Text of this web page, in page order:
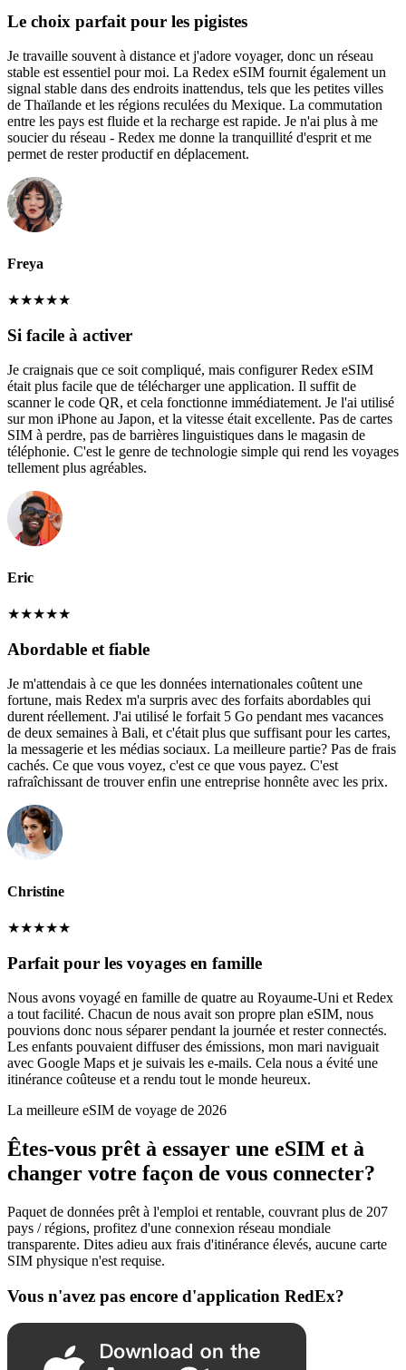
Le choix parfait pour les pigistes
Je travaille souvent à distance et j'adore voyager, donc un réseau
stable est essentiel pour moi. La Redex eSIM fournit également un
signal stable dans des endroits inattendus, tels que les petites villes
de Thaïlande et les régions reculées du Mexique. La commutation
entre les pays est fluide et la recharge est rapide. Je n'ai plus à me
soucier du réseau - Redex me donne la tranquillité d'esprit et me
permet de rester productif en déplacement.
Freya
★★★★★
Si facile à activer
Je craignais que ce soit compliqué, mais configurer Redex eSIM
était plus facile que de télécharger une application. Il suffit de
scanner le code QR, et cela fonctionne immédiatement. Je l'ai utilisé
sur mon iPhone au Japon, et la vitesse était excellente. Pas de cartes
SIM à perdre, pas de barrières linguistiques dans le magasin de
téléphonie. C'est le genre de technologie simple qui rend les voyages
tellement plus agréables.
Eric
★★★★★
Abordable et fiable
Je m'attendais à ce que les données internationales coûtent une
fortune, mais Redex m'a surpris avec des forfaits abordables qui
durent réellement. J'ai utilisé le forfait 5 Go pendant mes vacances
de deux semaines à Bali, et c'était plus que suffisant pour les cartes,
la messagerie et les médias sociaux. La meilleure partie? Pas de frais
cachés. Ce que vous voyez, c'est ce que vous payez. C'est
rafraîchissant de trouver enfin une entreprise honnête avec les prix.
Christine
★★★★★
Parfait pour les voyages en famille
Nous avons voyagé en famille de quatre au Royaume-Uni et Redex
a tout facilité. Chacun de nous avait son propre plan eSIM, nous
pouvions donc nous séparer pendant la journée et rester connectés.
Les enfants pouvaient diffuser des émissions, mon mari naviguait
avec Google Maps et je suivais les e-mails. Cela nous a évité une
itinérance coûteuse et a rendu tout le monde heureux.
La meilleure eSIM de voyage de 2026
Êtes-vous prêt à essayer une eSIM et à
changer votre façon de vous connecter?
Paquet de données prêt à l'emploi et rentable, couvrant plus de 207
pays / régions, profitez d'une connexion réseau mondiale
transparente. Dites adieu aux frais d'itinérance élevés, aucune carte
SIM physique n'est requise.
Vous n'avez pas encore d'application RedEx?